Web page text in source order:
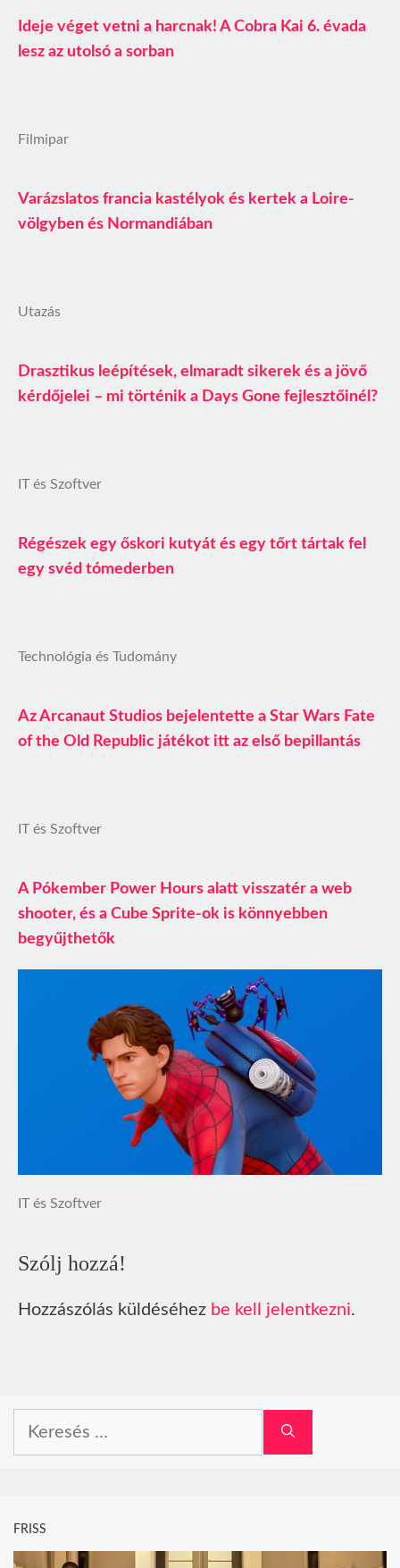
Ideje véget vetni a harcnak! A Cobra Kai 6. évada
lesz az utolsó a sorban
Filmipar
Varázslatos francia kastélyok és kertek a Loire-
völgyben és Normandiában
Utazás
Drasztikus leépítések, elmaradt sikerek és a jövő
kérdőjelei – mi történik a Days Gone fejlesztőinél?
IT és Szoftver
Régészek egy őskori kutyát és egy tőrt tártak fel
egy svéd tómederben
Technológia és Tudomány
Az Arcanaut Studios bejelentette a Star Wars Fate
of the Old Republic játékot itt az első bepillantás
IT és Szoftver
A Pókember Power Hours alatt visszatér a web
shooter, és a Cube Sprite-ok is könnyebben
begyűjthetők
IT és Szoftver
Szólj hozzá!
Hozzászólás küldéséhez be kell jelentkezni.
FRISS